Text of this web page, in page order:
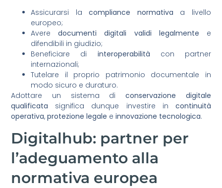
Assicurarsi lacompliance normativa a livello
europeo;
Averedocumenti digitali validi legalmente e
difendibili in giudizio;
Beneficiare di interoperabilità con partner
internazionali;
Tutelare il proprio patrimonio documentale in
modo sicuro e duraturo.
Adottare un sistema di conservazione digitale
qualificata significa dunque investire in continuità
operativa,protezione legale einnovazione tecnologica.
Digitalhub: partner per
l’adeguamento alla
normativa europea